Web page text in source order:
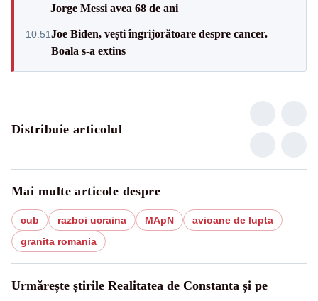
Jorge Messi avea 68 de ani
10:51Joe Biden, vești îngrijorătoare despre cancer.
Boala s-a extins
Distribuie articolul
Mai multe articole despre
cub razboi ucraina MApN
avioane de lupta
granita romania
Urmărește știrile Realitatea de Constanta și pe